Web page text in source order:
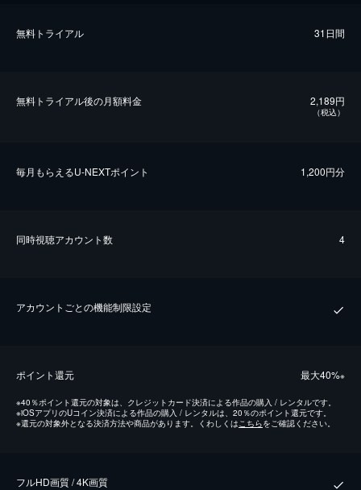
無料トライアル 31日間
無料トライアル後の⽉額料金 2,189円
（税込）
毎⽉もらえるU-NEXTポイント 1,200円分
同時視聴アカウント数 4
アカウントごとの機能制限設定
ポイント還元 最⼤40%※
※40％ポイント還元の対象は、クレジットカード決済による作品の購入 / レンタルです。
※iOSアプリのUコイン決済による作品の購入 / レンタルは、20％のポイント還元です。
※還元の対象外となる決済方法や商品があります。くわしくはこちらをご確認ください。
フルHD画質 / 4K画質